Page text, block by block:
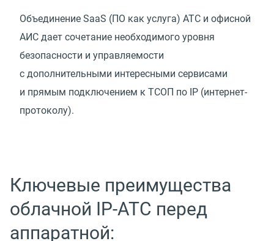
Объединение SaaS (ПО как услуга) АТС и офисной
АИС дает сочетание необходимого уровня
безопасности и управляемости
с дополнительными интересными сервисами
и прямым подключением к ТСОП по IP (интернет-
протоколу).
Ключевые преимущества
облачной IP-АТС перед
аппаратной: